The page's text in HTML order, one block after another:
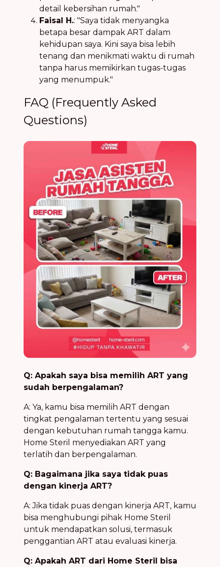
detail kebersihan rumah."
Faisal H.: "Saya tidak menyangka
betapa besar dampak ART dalam
kehidupan saya. Kini saya bisa lebih
tenang dan menikmati waktu di rumah
tanpa harus memikirkan tugas-tugas
yang menumpuk."
FAQ (Frequently Asked
Questions)
Q: Apakah saya bisa memilih ART yang
sudah berpengalaman?
A: Ya, kamu bisa memilih ART dengan
tingkat pengalaman tertentu yang sesuai
dengan kebutuhan rumah tangga kamu.
Home Steril menyediakan ART yang
terlatih dan berpengalaman.
Q: Bagaimana jika saya tidak puas
dengan kinerja ART?
A: Jika tidak puas dengan kinerja ART, kamu
bisa menghubungi pihak Home Steril
untuk mendapatkan solusi, termasuk
penggantian ART atau evaluasi kinerja.
Q: Apakah ART dari Home Steril bisa